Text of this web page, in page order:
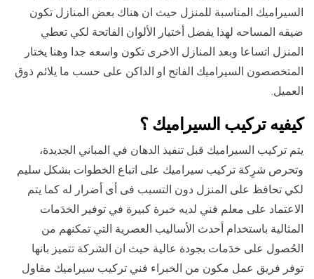
السيراميك المناسبة للمنزل حيث ان هناك بعض المنازل تكون
ضيقه المساحه لهذا يفضل أختيار الألوان الفاتحة لكي تعطي
المنزل اتساعا وبعد المنازل الاخرى تكون واسعه جدا وهنا يختار
المتخصصون السيراميك الفاتح او الداكن على حسب ما يلائم ذوق
العميل.
كيفيه تركيب السيراميك ؟
يتم تركيب السيراميك قبل تنفيذ الدهان في المباني الجديدة،
وتحرص شرِكة تركيب سيراميك على اتباع الخطوات بشكل سليم
لكي تحافظ على المنزل دون التسبب فى أى أضرار له كما يتم
الاعتماد على معلم فني لديه خبرة كبيرة في توفير الخدَمات
المثالية باستخدام أحدث الأساليب العصرية التي تمكنهم من
الحُصول على خدَمات بجودة عالية حيث ان الشركة تتميز بانها
توفر فريق عمل مكون من الخبراء فني تركيب سيراميك مقاول